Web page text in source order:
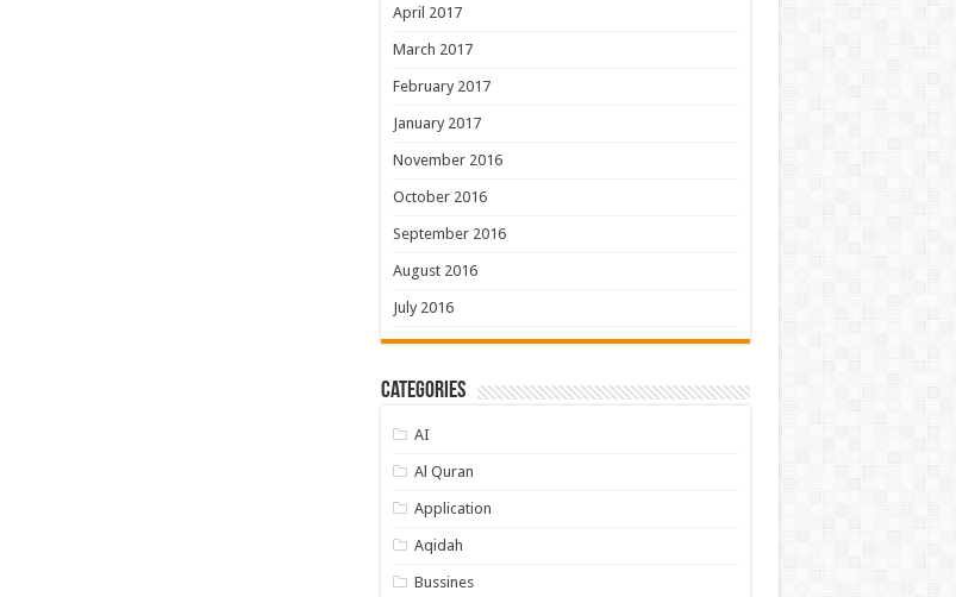
April 2017
March 2017
February 2017
January 2017
November 2016
October 2016
September 2016
August 2016
July 2016
Categories
AI
Al Quran
Application
Aqidah
Bussines